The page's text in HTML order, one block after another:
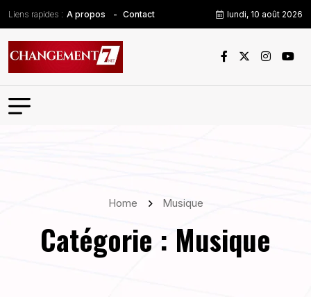
Liens rapides : A propos Contact lundi, 10 août 2026
Home Musique
Catégorie : Musique